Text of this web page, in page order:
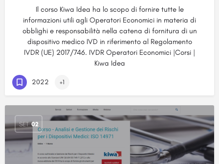
Il corso Kiwa Idea ha lo scopo di fornire tutte le
informazioni utili agli Operatori Economici in materia di
obblighi e responsabilità nella catena di fornitura di un
dispositivo medico IVD in riferimento al Regolamento
IVDR (UE) 2017/746. IVDR Operatori Economici |Corsi |
Kiwa Idea
2022 +1
SET 02